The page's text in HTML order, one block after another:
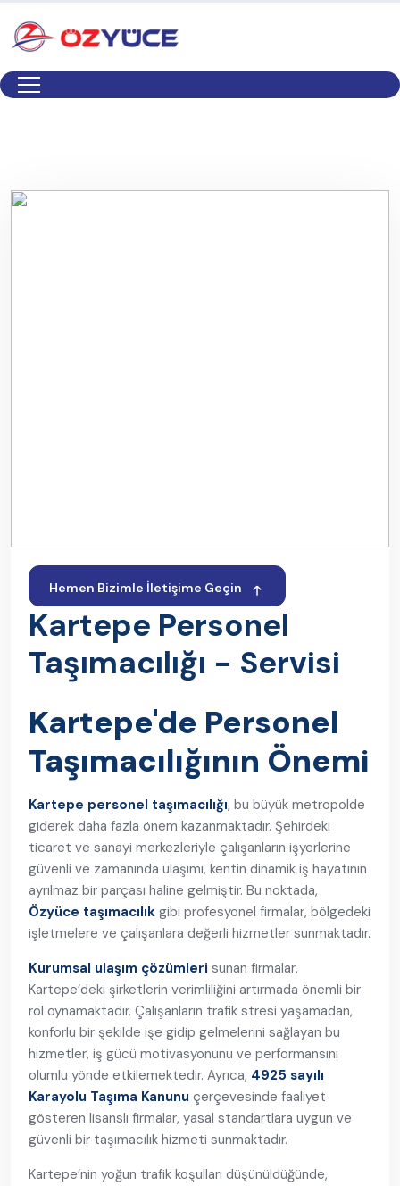
Hemen Bizimle İletişime Geçin
Kartepe Personel
Taşımacılığı - Servisi
Kartepe'de Personel
Taşımacılığının Önemi
Kartepe personel taşımacılığı, bu büyük metropolde
giderek daha fazla önem kazanmaktadır. Şehirdeki
ticaret ve sanayi merkezleriyle çalışanların işyerlerine
güvenli ve zamanında ulaşımı, kentin dinamik iş hayatının
ayrılmaz bir parçası haline gelmiştir. Bu noktada,
Özyüce taşımacılık gibi profesyonel firmalar, bölgedeki
işletmelere ve çalışanlara değerli hizmetler sunmaktadır.
Kurumsal ulaşım çözümleri sunan firmalar,
Kartepe’deki şirketlerin verimliliğini artırmada önemli bir
rol oynamaktadır. Çalışanların trafik stresi yaşamadan,
konforlu bir şekilde işe gidip gelmelerini sağlayan bu
hizmetler, iş gücü motivasyonunu ve performansını
olumlu yönde etkilemektedir. Ayrıca, 4925 sayılı
Karayolu Taşıma Kanunu çerçevesinde faaliyet
gösteren lisanslı firmalar, yasal standartlara uygun ve
güvenli bir taşımacılık hizmeti sunmaktadır.
Kartepe’nin yoğun trafik koşulları düşünüldüğünde,